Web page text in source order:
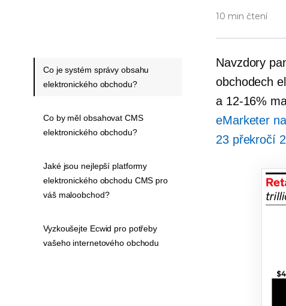
10 min čtení
Navzdory
obchodech
a 12-16%
eMarketer
23 překročí
Co je systém správy obsahu
elektronického obchodu?
Co by měl obsahovat CMS
elektronického obchodu?
Jaké jsou nejlepší platformy
elektronického obchodu CMS pro
váš maloobchod?
Vyzkoušejte Ecwid pro potřeby
vašeho internetového obchodu